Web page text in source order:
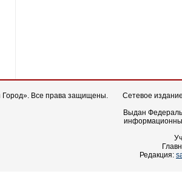
Все права защищены.
Сетевое
Выдан
Редакция: